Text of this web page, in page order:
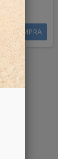
COMPRA